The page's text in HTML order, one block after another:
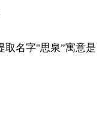
取名字"思泉”寓意是